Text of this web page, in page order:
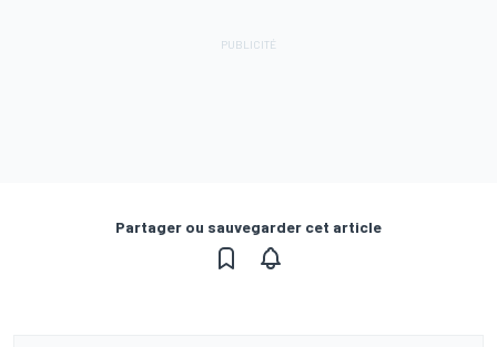
Partager ou sauvegarder cet article